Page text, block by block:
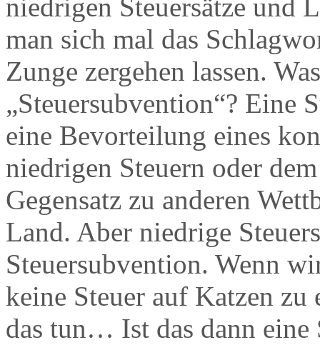
niedrigen Steuersätze und
man sich mal das
Zunge zergehen lassen.
„Steuersubvention“? Eine
eine Bevorteilung eines
niedrigen Steuern oder
Gegensatz zu anderen
Land. Aber niedrige
Steuersubvention. Wenn
keine Steuer auf Katzen
das tun… Ist das dann eine